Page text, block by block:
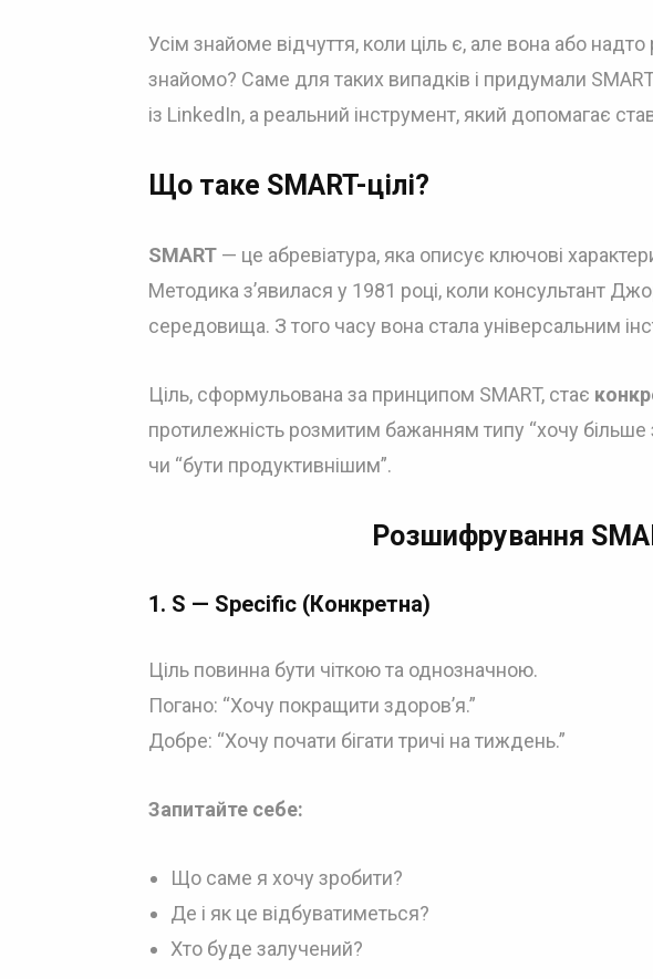
Усім знайоме відчуття, коли ціль є, але вона або
знайомо? Саме для таких випадків і придумали
із LinkedIn, а реальний інструмент, який допомагає
Що таке SMART-цілі?
SMART — це абревіатура, яка описує ключові
Методика з’явилася у 1981 році, коли консультант
середовища. З того часу вона стала універсальним
Ціль, сформульована за принципом SMART, стає
протилежність розмитим бажанням типу “хочу більше
чи “бути продуктивнішим”.
Розшифрування
1. S — Specific (Конкретна)
Ціль повинна бути чіткою та однозначною.
Погано: “Хочу покращити здоров’я.”
Добре: “Хочу почати бігати тричі на тиждень.”
Запитайте себе:
Що саме я хочу зробити?
Де і як це відбуватиметься?
Хто буде залучений?